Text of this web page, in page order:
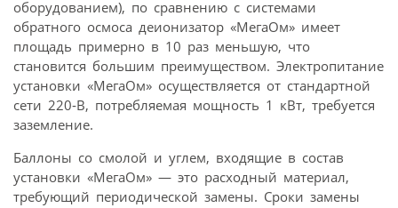
оборудованием), по сравнению с системами
обратного осмоса деионизатор «МегаОм» имеет
площадь примерно в 10 раз меньшую, что
становится большим преимуществом. Электропитание
установки «МегаОм» осуществляется от стандартной
сети 220‑В, потребляемая мощность 1 кВт, требуется
заземление.
Баллоны со смолой и углем, входящие в состав
установки «МегаОм» — это расходный материал,
требующий периодической замены. Сроки замены